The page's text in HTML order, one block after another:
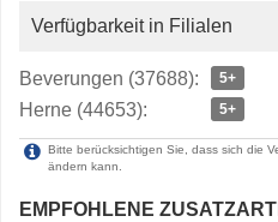
Verfügbarkeit in Filialen
Beverungen (37688): 5+
Herne (44653): 5+
Bitte berücksichtigen Sie, dass sich die
ändern kann.
EMPFOHLENE